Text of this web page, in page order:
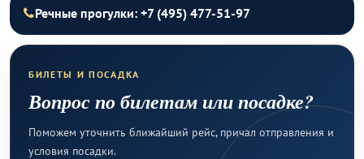
Речные прогулки: +7 (495) 477-51-97
БИЛЕТЫ И ПОСАДКА
Вопрос по билетам или посадке?
Поможем уточнить ближайший рейс, причал отправления и
условия посадки.